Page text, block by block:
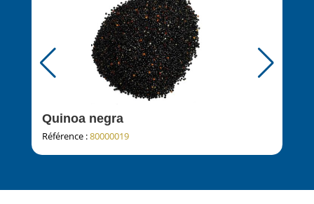
Quinoa negra
Référence :80000019